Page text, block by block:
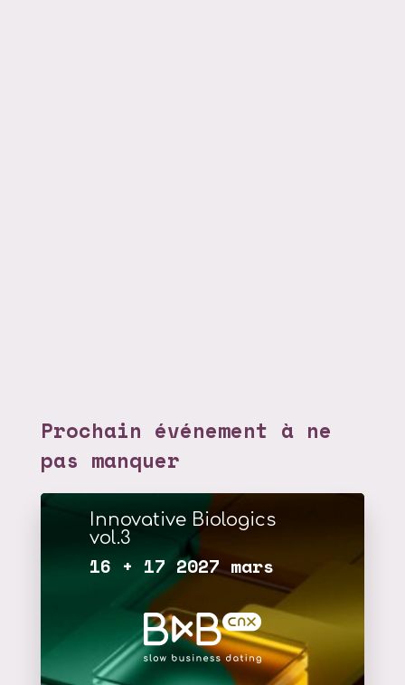
Prochain événement à ne
pas manquer
Innovative Biologics
vol.3
16 + 17 2027 mars